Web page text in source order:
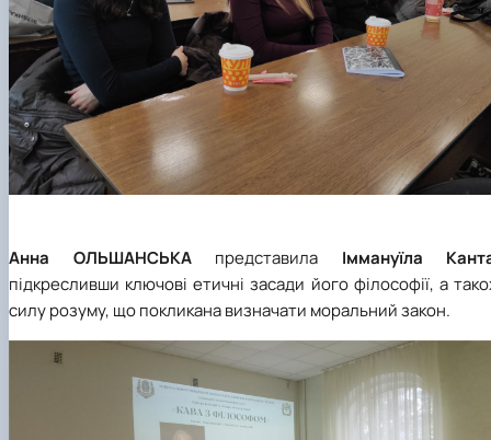
Анна ОЛЬШАНСЬКА представила Іммануїла
підкресливши ключові етичні засади його філософії, а
силу розуму, що покликана визначати моральний закон.